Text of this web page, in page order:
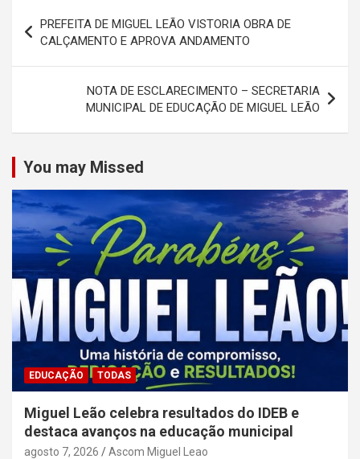
de
Post
PREFEITA DE MIGUEL LEÃO VISTORIA OBRA DE
CALÇAMENTO E APROVA ANDAMENTO
NOTA DE ESCLARECIMENTO – SECRETARIA
MUNICIPAL DE EDUCAÇÃO DE MIGUEL LEÃO
You may Missed
EDUCAÇÃO TODAS
Miguel Leão celebra resultados do IDEB e
destaca avanços na educação municipal
agosto 7, 2026 Ascom Miguel Leao